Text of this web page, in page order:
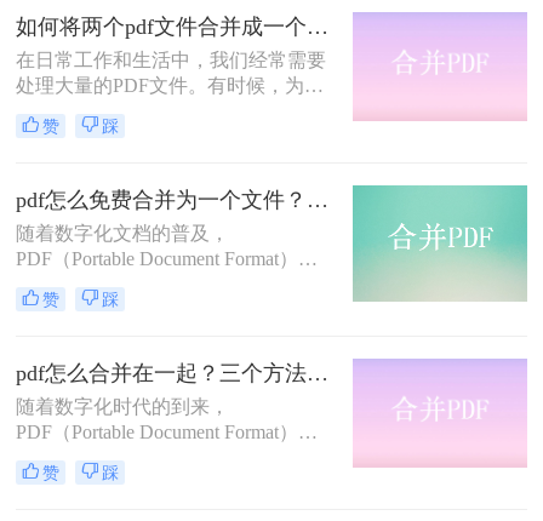
就一切都好办了，具体要怎么做呢？
下面就来看看吧。
如何将两个pdf文件合并成一个？这两个方法快速解决，简单方便！
在日常工作和生活中，我们经常需要
处理大量的PDF文件。有时候，为了
方便阅读或编辑，我们需要将这些文
件合并成一个。虽然手动复制和粘贴
PDF文件或需要精确对齐的情况，手
动操作可能不太可行。幸运的是，有
许多工具和技术可以帮助我们将两个
或更多的PDF文件合并成一个。本文
将为你提供如何将两个pdf文件合并成
一个方法介绍，帮助你轻松完成这项
赞 踩
pdf怎么免费合并为一个文件？简单易操作的三种方法！
​随着数字化文档的普及，
PDF（Portable Document Format）已
经成为我们日常生活和工作中不可或
缺的一部分。然而，当我们需要处理
能会变得非常麻烦。幸运的是，有一
些方法可以帮助我们将这些PDF文件
合并成一个文件，而且不需要支付任
何费用。本文将指导您pdf怎么免费合
并为一个文件。
赞 踩
pdf怎么合并在一起？三个方法教会你！
随着数字化时代的到来，
PDF（Portable Document Format）已
经成为我们日常生活和工作中最常见
的文件格式之一。无论是阅读和共享
赞 踩